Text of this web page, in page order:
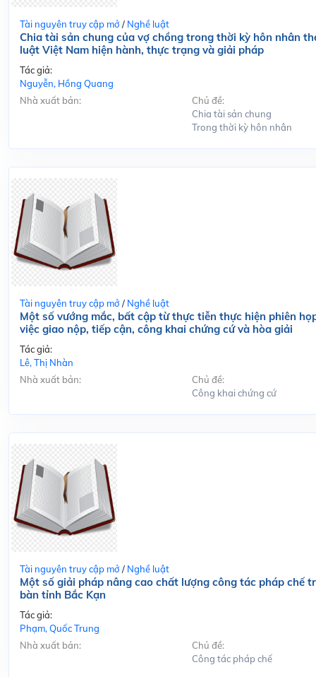
Tài nguyên truy cập mở / Nghề luật
Chia tài sản chung của vợ chồng trong thời kỳ hôn nhân
luật Việt Nam hiện hành, thực trạng và giải pháp
Tác giả:
Nguyễn, Hồng Quang
Nhà xuất bản:
Chủ đề:
Chia tài sản chung
Trong thời kỳ hôn nhân
Tài nguyên truy cập mở / Nghề luật
Một số vướng mắc, bất cập từ thực tiễn thực hiện phiên
việc giao nộp, tiếp cận, công khai chứng cứ và hòa giải
Tác giả:
Lê, Thị Nhàn
Nhà xuất bản:
Chủ đề:
Công khai chứng cứ
Tài nguyên truy cập mở / Nghề luật
Một số giải pháp nâng cao chất lượng công tác pháp chế
bàn tỉnh Bắc Kạn
Tác giả:
Phạm, Quốc Trung
Nhà xuất bản:
Chủ đề:
Công tác pháp chế